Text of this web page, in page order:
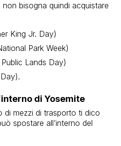
bisogna quindi acquistare
King Jr. Day)
Park Week)
Lands Day)
di Yosemite
di mezzi di trasporto ti dico
spostare all’interno del